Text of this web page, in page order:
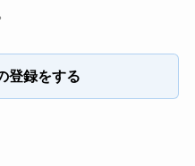
登録をする